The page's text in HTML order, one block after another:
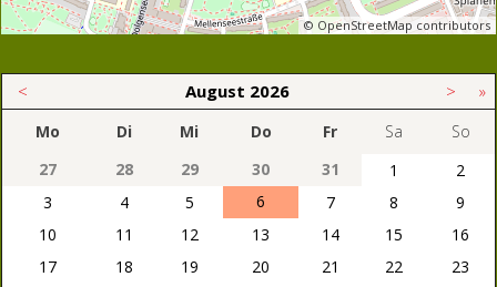
© OpenStreetMap contributors
< August 2026 > »
Mo Di Mi Do Fr Sa
So
27
28 29 30 31 1
2
3
4 5 6 7 8
9
10
11 12 13 14 15
16
17
18 19 20 21 22
23